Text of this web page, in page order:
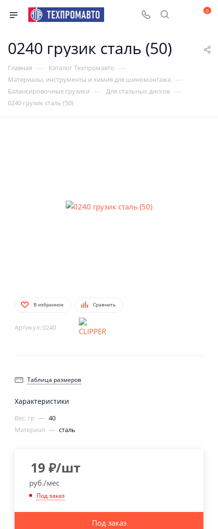
0
0240 грузик сталь (50)
Главная — Каталог Техпромавто —
Материалы, инструменты и химия для шиномонтажа —
Балансировочные грузики — Для стальных дисков —
0240 грузик сталь (50)
В избранное Сравнить
Артикул:0240
Таблица размеров
Характеристики
Вес, гр — 40
Материал — сталь
19 ₽/шт
руб./мес
Под заказ
Под заказ